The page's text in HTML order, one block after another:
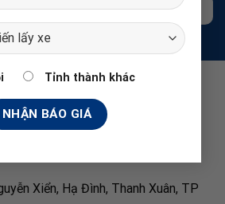
Tỉnh thành khác
HOTLINE: 0983588083
Ford Việt Nam
Xiển, Hạ Đình, Thanh Xuân, TP